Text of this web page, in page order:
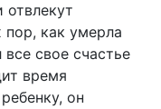
как умерла
свое счастье
время
он